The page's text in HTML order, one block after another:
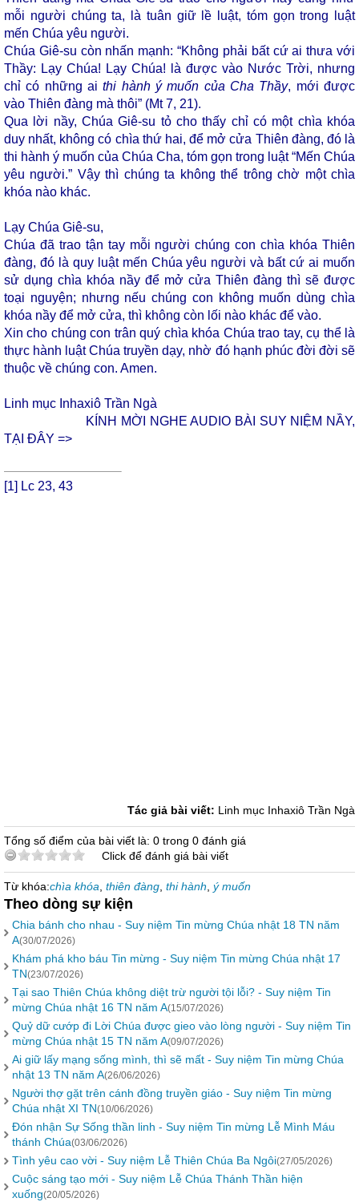
mỗi người chúng ta, là tuân giữ lề luật, tóm gọn trong luật
mến Chúa yêu người.
Chúa Giê-su còn nhấn mạnh: “Không phải bất cứ ai thưa với
Thầy: Lạy Chúa! Lạy Chúa! là được vào Nước Trời, nhưng
chỉ có những aithi hành ý muốn của Cha Thầy, mới được
vào Thiên đàng mà thôi” (Mt 7, 21).
Qua lời nầy, Chúa Giê-su tỏ cho thấy chỉ có một chìa khóa
duy nhất, không có chìa thứ hai, để mở cửa Thiên đàng, đó là
thi hành ý muốn của Chúa Cha, tóm gọn trong luật “Mến Chúa
yêu người.” Vậy thì chúng ta không thể trông chờ một chìa
khóa nào khác.
Lạy Chúa Giê-su,
Chúa đã trao tận tay mỗi người chúng con chìa khóa Thiên
đàng, đó là quy luật mến Chúa yêu người và bất cứ ai muốn
sử dụng chìa khóa nầy để mở cửa Thiên đàng thì sẽ được
toại nguyện; nhưng nếu chúng con không muốn dùng chìa
khóa nầy để mở cửa, thì không còn lối nào khác để vào.
Xin cho chúng con trân quý chìa khóa Chúa trao tay, cụ thể là
thực hành luật Chúa truyền dạy, nhờ đó hạnh phúc đời đời sẽ
thuộc về chúng con. Amen.
Linh mục Inhaxiô Trần Ngà
KÍNH MỜI NGHE AUDIO BÀI SUY NIỆM NẦY,
TẠI ĐÂY =>
[1] Lc 23, 43
Tác giả bài viết: Linh mục Inhaxiô Trần Ngà
Tổng số điểm của bài viết là: 0 trong 0 đánh giá
Click để đánh giá bài viết
Từ khóa:chìa khóa thiên đàng thi hành ý muốn
Theo dòng sự kiện
Chia bánh cho nhau - Suy niệm Tin mừng Chúa nhật 18 TN năm
A(30/07/2026)
Khám phá kho báu Tin mừng - Suy niệm Tin mừng Chúa nhật 17
TN(23/07/2026)
Tại sao Thiên Chúa không diệt trừ người tội lỗi? - Suy niệm Tin
mừng Chúa nhật 16 TN năm A(15/07/2026)
Quỷ dữ cướp đi Lời Chúa được gieo vào lòng người - Suy niệm Tin
mừng Chúa nhật 15 TN năm A(09/07/2026)
Ai giữ lấy mạng sống mình, thì sẽ mất - Suy niệm Tin mừng Chúa
nhật 13 TN năm A(26/06/2026)
Người thợ gặt trên cánh đồng truyền giáo - Suy niệm Tin mừng
Chúa nhật XI TN(10/06/2026)
Đón nhận Sự Sống thần linh - Suy niệm Tin mừng Lễ Mình Máu
thánh Chúa(03/06/2026)
Tình yêu cao vời - Suy niệm Lễ Thiên Chúa Ba Ngôi(27/05/2026)
Cuộc sáng tạo mới - Suy niệm Lễ Chúa Thánh Thần hiện
xuống(20/05/2026)